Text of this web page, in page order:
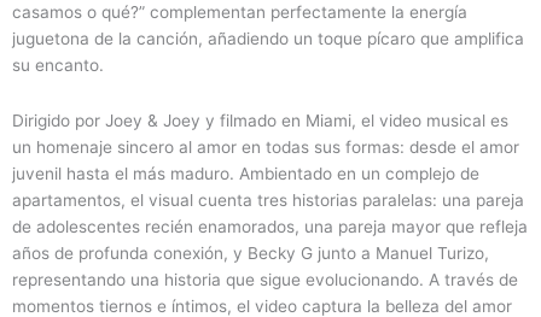
casamos o qué?” complementan perfectamente la energía
juguetona de la canción, añadiendo un toque pícaro que amplifica
su encanto.
Dirigido por Joey & Joey y filmado en Miami, el video musical es
un homenaje sincero al amor en todas sus formas: desde el amor
juvenil hasta el más maduro. Ambientado en un complejo de
apartamentos, el visual cuenta tres historias paralelas: una pareja
de adolescentes recién enamorados, una pareja mayor que refleja
años de profunda conexión, y Becky G junto a Manuel Turizo,
representando una historia que sigue evolucionando. A través de
momentos tiernos e íntimos, el video captura la belleza del amor